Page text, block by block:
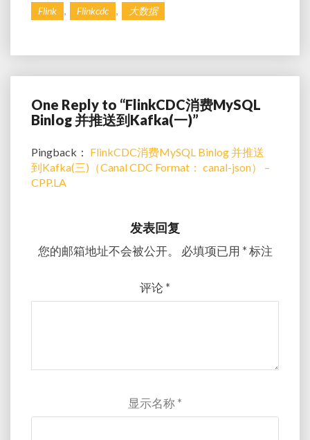
Flink Flinkcdc 大数据
One Reply to “FlinkCDC消费MySQL
Binlog 并推送到Kafka(一)”
Pingback： FlinkCDC消费MySQL Binlog 并推送
到Kafka(三)（Canal CDC Format： canal-json） –
CPP.LA
发表回复
您的邮箱地址不会被公开。 必填项已用 *标注
评论 *
显示名称*